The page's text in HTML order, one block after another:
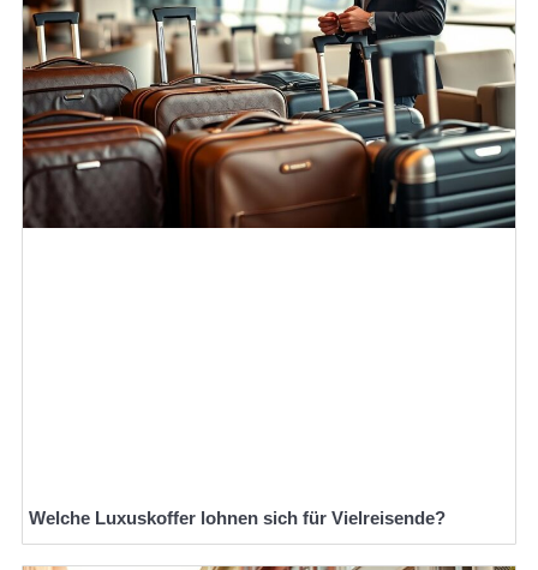
Welche Luxuskoffer lohnen sich für Vielreisende?